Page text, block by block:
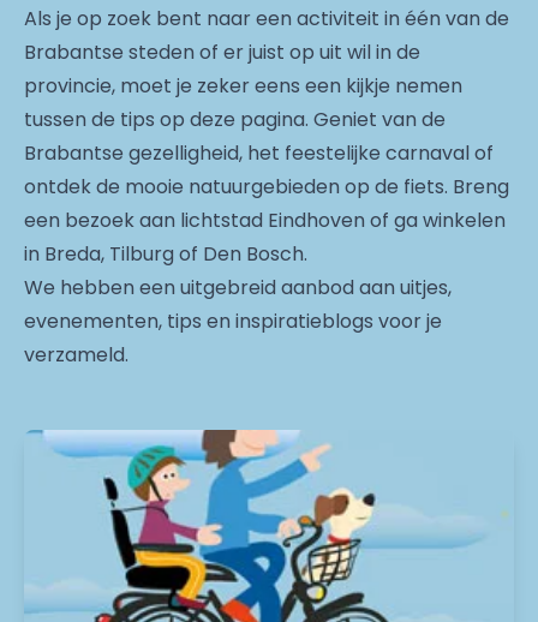
Als je op zoek bent naar een activiteit in één van de
Brabantse steden of er juist op uit wil in de
provincie, moet je zeker eens een kijkje nemen
tussen de tips op deze pagina. Geniet van de
Brabantse gezelligheid, het feestelijke carnaval of
ontdek de mooie natuurgebieden op de fiets. Breng
een bezoek aan lichtstad Eindhoven of ga winkelen
in Breda, Tilburg of Den Bosch.
We hebben een uitgebreid aanbod aan uitjes,
evenementen, tips en inspiratieblogs voor je
verzameld.